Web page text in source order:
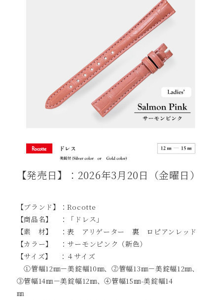
【発売日】：2026年3月20日（金曜日）
【ブランド】：Rocotte
【商品名】 ：「ドレス」
【素 材】 ：表 アリゲーター 裏 ロピアンレッド
【カラー】 ：サーモンピンク（新色）
【サイズ】 ：４サイズ
①管幅12㎜－美錠幅10㎜、②管幅13㎜－美錠幅12㎜、
③管幅14㎜－美錠幅12㎜、④管幅15㎜-美錠幅14